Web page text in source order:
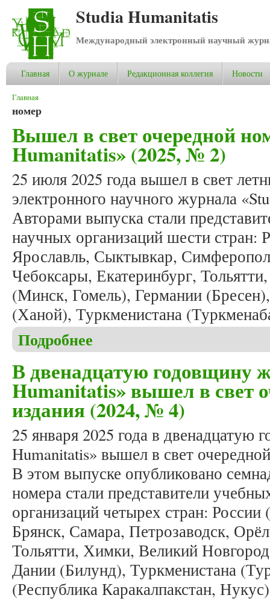
Studia Humanitatis
Международный электронный научный
Главная О журнале Редакционная коллегия Новости
Вы здесь
Главная
номер
Вышел в свет очередной
Humanitatis» (2025, № 2)
25 июля 2025 года вышел в свет
электронного научного журнала
Авторами выпуска стали
научных организаций шести
Ярославль, Сыктывкар,
Чебоксары, Екатеринбург,
(Минск, Гомель), Германии
(Ханой), Туркменистана
Подробнее
В двенадцатую годовщину
Humanitatis» вышел в свет
издания (2024, № 4)
25 января 2025 года в двенадцатую
Humanitatis» вышел в свет
В этом выпуске опубликовано
номера стали представители
организаций четырех стран:
Брянск, Самара, Петрозаводск,
Тольятти, Химки, Великий
Дании (Билунд), Туркменистана
(Республика Каракалпакстан,